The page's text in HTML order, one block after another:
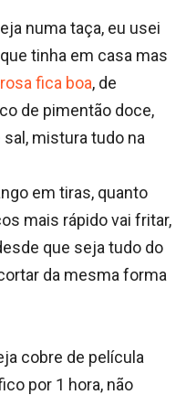
numa taça, eu usei
tinha em casa mas
fica boa, de
de pimentão doce,
mistura tudo na
em tiras, quanto
mais rápido vai fritar,
que seja tudo do
da mesma forma
cobre de película
por 1 hora, não